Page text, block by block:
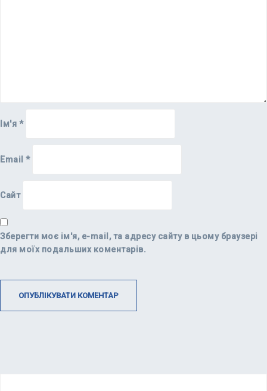
Ім'я *
Email *
Сайт
Зберегти моє ім'я, e-mail, та адресу сайту в цьому браузері
для моїх подальших коментарів.